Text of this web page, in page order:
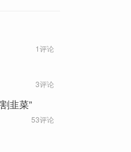
1评论
3评论
韭菜”
53评论